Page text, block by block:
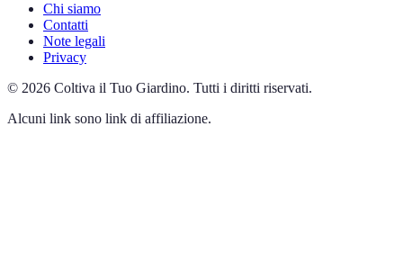
Chi siamo
Contatti
Note legali
Privacy
© 2026 Coltiva il Tuo Giardino. Tutti i diritti riservati.
Alcuni link sono link di affiliazione.